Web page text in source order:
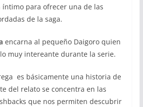
íntimo para ofrecer una de las
de la saga.
encarna al pequeño Daigoro quien
muy intereante durante la serie.
es básicamente una historia de
del relato se concentra en las
que nos permiten descubrir